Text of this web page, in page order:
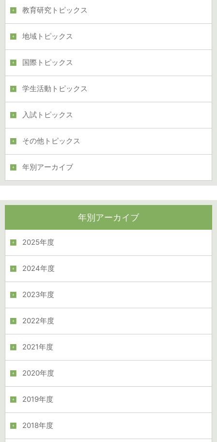
教育研究トピックス
地域トピックス
国際トピックス
学生活動トピックス
入試トピックス
その他トピックス
年別アーカイブ
年別アーカイブ
2025年度
2024年度
2023年度
2022年度
2021年度
2020年度
2019年度
2018年度